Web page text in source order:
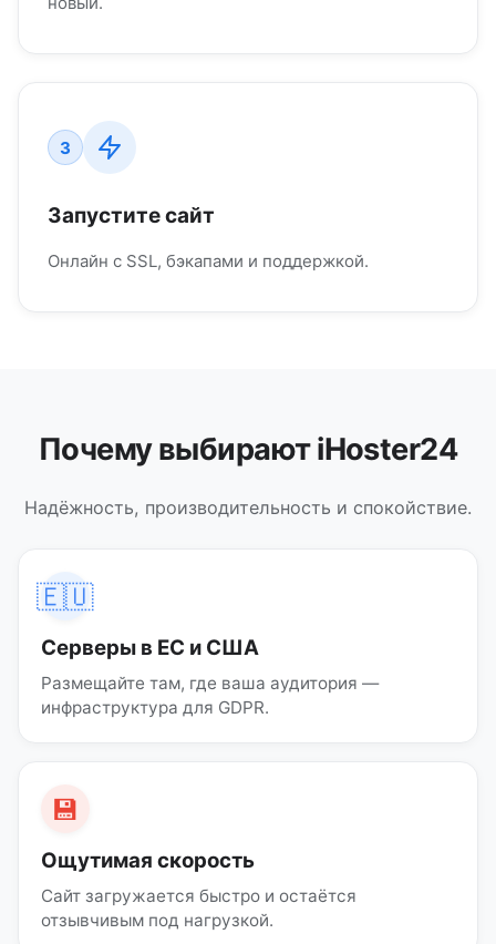
3
Запустите сайт
Онлайн с SSL, бэкапами и поддержкой.
Почему выбирают iHoster24
Надёжность, производительность и спокойствие.
🇪🇺
Серверы в ЕС и США
Размещайте там, где ваша аудитория —
инфраструктура для GDPR.
💾
Ощутимая скорость
Сайт загружается быстро и остаётся
отзывчивым под нагрузкой.